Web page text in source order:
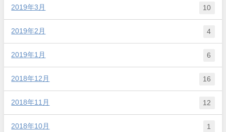
2019年3月 10
2019年2月 4
2019年1月 6
2018年12月 16
2018年11月 12
2018年10月 1